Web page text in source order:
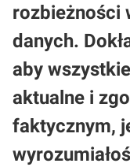
rozbieżności
danych.
aby
aktualne i
faktycznym,